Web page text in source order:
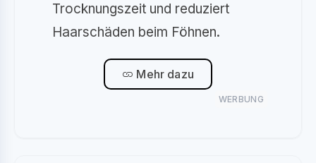
Trocknungszeit und reduziert
Haarschäden beim Föhnen.
Mehr dazu
WERBUNG